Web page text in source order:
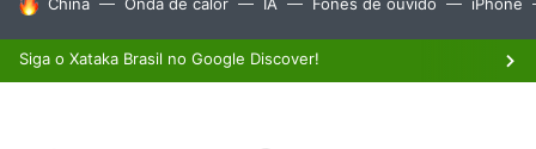
Siga o Xataka Brasil no Google Discover!